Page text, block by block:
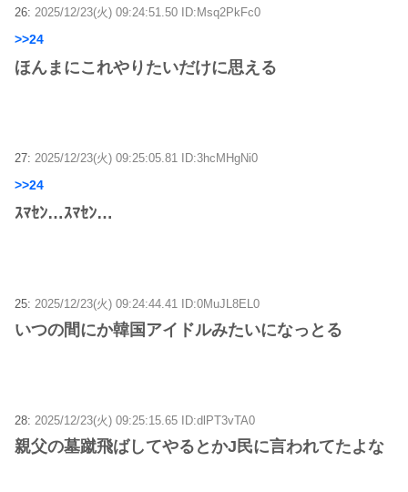
26: 2025/12/23(火) 09:24:51.50 ID:Msq2PkFc0
>>24
ほんまにこれやりたいだけに思える
27: 2025/12/23(火) 09:25:05.81 ID:3hcMHgNi0
>>24
ｽﾏｾﾝ…ｽﾏｾﾝ…
25: 2025/12/23(火) 09:24:44.41 ID:0MuJL8EL0
いつの間にか韓国アイドルみたいになっとる
28: 2025/12/23(火) 09:25:15.65 ID:dlPT3vTA0
親父の墓蹴飛ばしてやるとかJ民に言われてたよな